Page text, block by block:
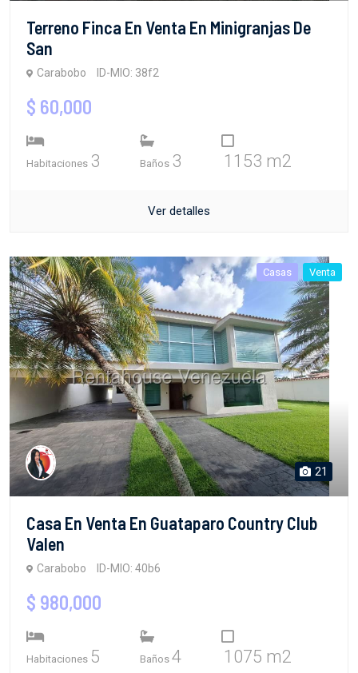
Terreno Finca En Venta En Minigranjas De
San
Carabobo ID-MIO: 38f2
$ 60,000
Habitaciones 3 Baños 3 1153 m2
Ver detalles
Casas Venta
21
Casa En Venta En Guataparo Country Club
Valen
Carabobo ID-MIO: 40b6
$ 980,000
Habitaciones 5 Baños 4 1075 m2